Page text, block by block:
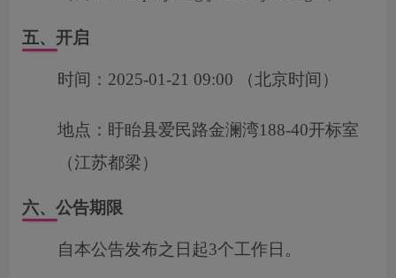
五、开启
时间： 2025-01-21 09:00 （北京时间）
地点： 盱眙县爱民路金澜湾188-40开标室
（江苏都梁）
六、公告期限
自本公告发布之日起3个工作日。